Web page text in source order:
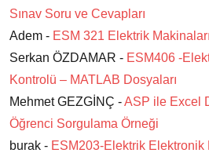
Sınav Soru ve Cevapları
Adem - ESM 321 Elektrik
Serkan ÖZDAMAR - ESM406 -
Kontrolü – MATLAB Dosyaları
Mehmet GEZGİNÇ -ASP ile Excel
Öğrenci Sorgulama Örneği
burak - ESM203-Elektrik Elektronik